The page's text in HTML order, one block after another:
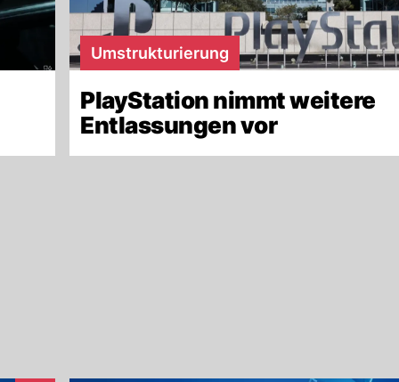
Umstrukturierung
PlayStation nimmt weitere
Entlassungen vor